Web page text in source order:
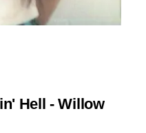
Hell - Willow